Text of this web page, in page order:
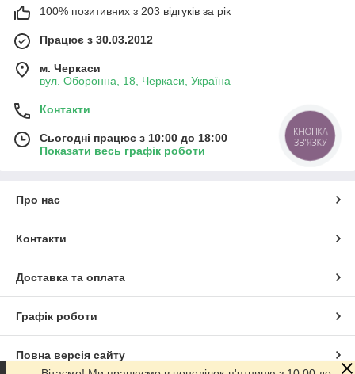
100% позитивних з 203 відгуків за рік
Працює з 30.03.2012
м. Черкаси
вул. Оборонна, 18, Черкаси, Україна
Контакти
Сьогодні працює з 10:00 до 18:00
Показати весь графік роботи
Про нас
Контакти
Доставка та оплата
Графік роботи
Повна версія сайту
КНОПКА
ЗВ'ЯЗКУ